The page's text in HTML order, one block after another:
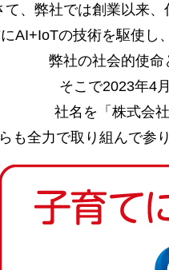
て、弊社では創業以来
AI+IoTの技術を駆使し
弊社の社会的使命
そこで2023年4
社名を「株式会
も全力で取り組んで参